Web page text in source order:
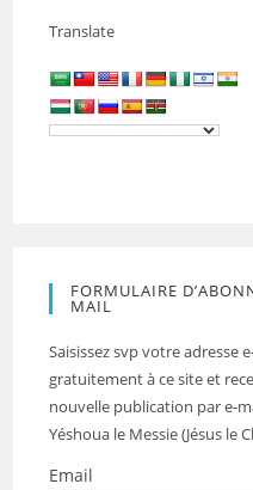
Translate
FORMULAIRE
MAIL
Saisissez svp votre adresse
gratuitement à ce site et
nouvelle publication par e-
Yéshoua le Messie (Jésus le
Email